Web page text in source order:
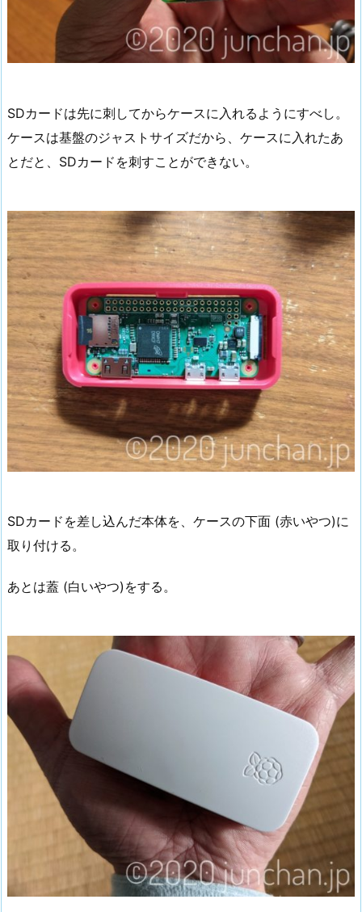
SDカードは先に刺してからケースに入れるようにすべし。
ケースは基盤のジャストサイズだから、ケースに入れたあ
とだと、SDカードを刺すことができない。
SDカードを差し込んだ本体を、ケースの下面 (赤いやつ)に
取り付ける。
あとは蓋 (白いやつ)をする。